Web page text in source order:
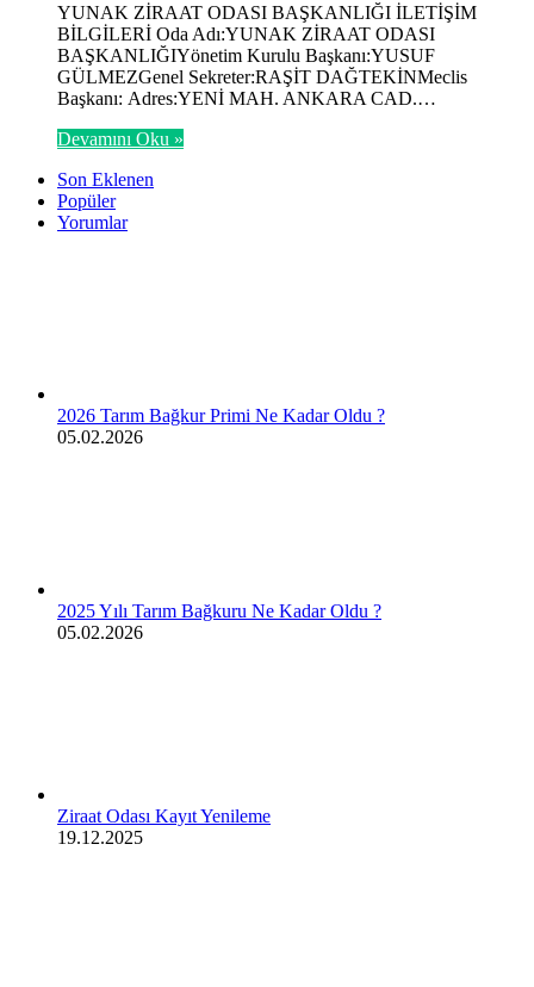
YUNAK ZİRAAT ODASI BAŞKANLIĞI İLETİŞİM
BİLGİLERİ Oda Adı:YUNAK ZİRAAT ODASI
BAŞKANLIĞIYönetim Kurulu Başkanı:YUSUF
GÜLMEZGenel Sekreter:RAŞİT DAĞTEKİNMeclis
Başkanı: Adres:YENİ MAH. ANKARA CAD.…
Devamını Oku »
Son Eklenen
Popüler
Yorumlar
2026 Tarım Bağkur Primi Ne Kadar Oldu ?
05.02.2026
2025 Yılı Tarım Bağkuru Ne Kadar Oldu ?
05.02.2026
Ziraat Odası Kayıt Yenileme
19.12.2025